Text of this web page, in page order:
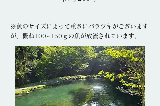
※魚のサイズによって重さにバラツキがございます
が、概ね100~150ｇの魚が放流されています。